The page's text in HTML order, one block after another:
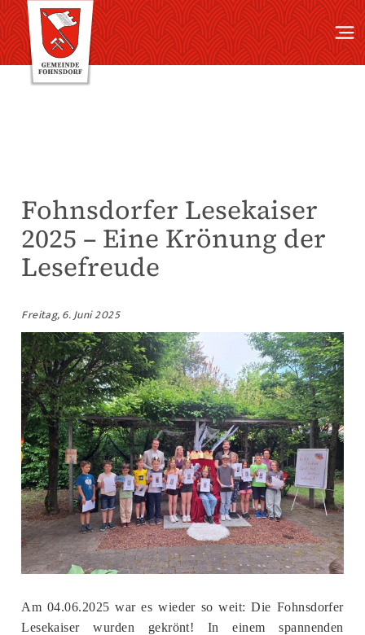
Fohnsdorfer Lesekaiser
2025 – Eine Krönung der
Lesefreude
Freitag, 6. Juni 2025
Am 04.06.2025 war es wieder so weit: Die Fohnsdorfer
Lesekaiser wurden gekrönt! In einem spannenden